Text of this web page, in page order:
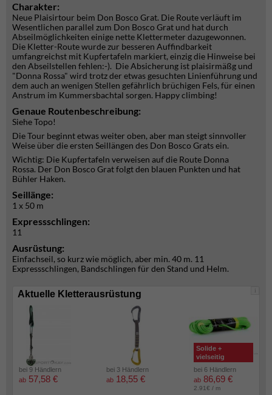
Charakter:
Neue Plaisirtour beim Don Bosco Grat. Die Route verläuft im
Wesentlichen parallel zum Don Bosco Grat und hat durch
Abseilmöglichkeiten einige nette Klettermeter dazugewonnen.
Die Kletter-Route wurde zur besseren Auffindbarkeit
umfangreichst mit Kupfertafeln markiert, einzig die Hinweise bei
den Abseilstellen fehlen:-). Die Absicherung ist plaisirmäßg und
"Donna Rossa" wird trotz der etwas gesuchten Linienführung und
dem auch an wenigen Stellen gefährlich brüchigen Fels, für einen
Anstrum im Kummersbachtal sorgen. Happy climbing!
Genaue Routenbeschreibung:
Siehe Topo!
Die Tour beginnt etwas weiter oben, aber man steigt sinnvoller
Weise über die ersten Seillängen des Don Bosco Grats ein.
Wichtig: Die Kupfertafeln verweisen auf die Route Donna
Rossa. Der Don Bosco Grat folgt den blauen Punkten und hat
Bühler Haken.
Seillänge:
1 x 50 m
Expressschlingen:
11
Ausrüstung:
Einfachseil, so kurz wie möglich, aber min. 40 m. 11
Expressschlingen, Bandschlingen für den Stand und Helm.
i
Aktuelle Kletterausrüstung
bei 9 Händlern
ab 57,58 €
bei 3 Händlern
ab 18,55 €
Solide +
vielseitig
bei 6 Händlern
ab 86,69 €
2.91€ / m